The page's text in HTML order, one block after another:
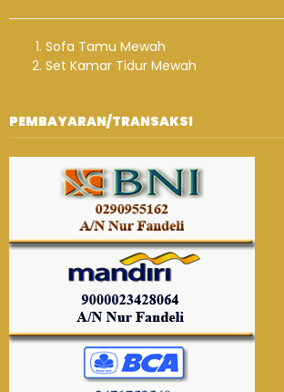
Sofa Tamu Mewah
Set Kamar Tidur Mewah
PEMBAYARAN/TRANSAKSI